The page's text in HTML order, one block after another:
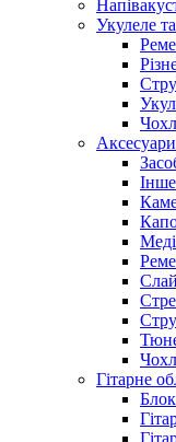
Укулеле
Інше
Гітарне